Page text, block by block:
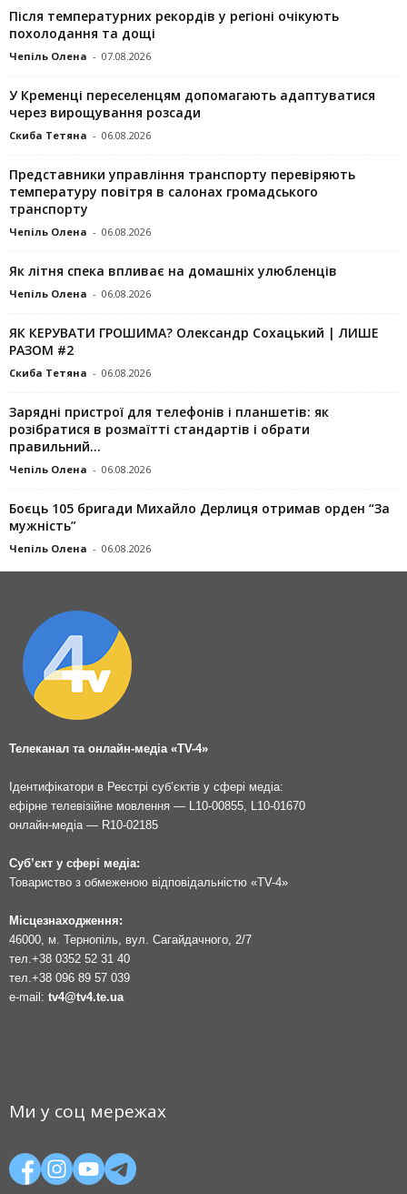
Після температурних рекордів у регіоні очікують
похолодання та дощі
Чепіль Олена - 07.08.2026
У Кременці переселенцям допомагають адаптуватися
через вирощування розсади
Скиба Тетяна - 06.08.2026
Представники управління транспорту перевіряють
температуру повітря в салонах громадського
транспорту
Чепіль Олена - 06.08.2026
Як літня спека впливає на домашніх улюбленців
Чепіль Олена - 06.08.2026
ЯК КЕРУВАТИ ГРОШИМА? Олександр Сохацький | ЛИШЕ
РАЗОМ #2
Скиба Тетяна - 06.08.2026
Зарядні пристрої для телефонів і планшетів: як
розібратися в розмаїтті стандартів і обрати
правильний...
Чепіль Олена - 06.08.2026
Боєць 105 бригади Михайло Дерлиця отримав орден “За
мужність”
Чепіль Олена - 06.08.2026
Телеканал та онлайн-медіа «TV-4»
Ідентифікатори в Реєстрі суб’єктів у сфері медіа:
ефірне телевізійне мовлення — L10-00855, L10-01670
онлайн-медіа — R10-02185
Суб’єкт у сфері медіа:
Товариство з обмеженою відповідальністю «TV-4»
Місцезнаходження:
46000, м. Тернопіль, вул. Сагайдачного, 2/7
тел. +38 0352 52 31 40
тел. +38 096 89 57 039
e-mail: tv4@tv4.te.ua
Ми у соц мережах